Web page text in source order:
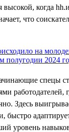
высокой, когда
что
спецы
работодателей,
Здесь
быстро
уровень